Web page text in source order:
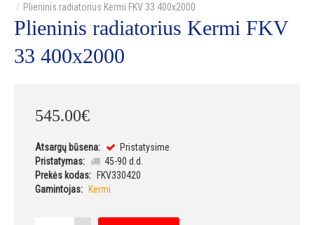
Plieninis radiatorius Kermi FKV 33 400x2000
Plieninis radiatorius Kermi FKV
33 400x2000
545.00€
Atsargų būsena:
Pristatysime
Pristatymas:
45-90 d.d.
Prekės kodas:
FKV330420
Gamintojas:
Kermi